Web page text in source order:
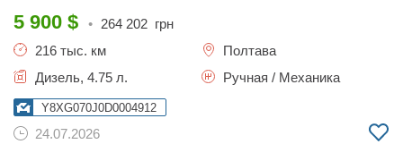
5 900 $ • 264 202 грн
216 тыс. км
Полтава
Дизель, 4.75 л.
Ручная / Механика
Y8XG070J0D0004912
24.07.2026